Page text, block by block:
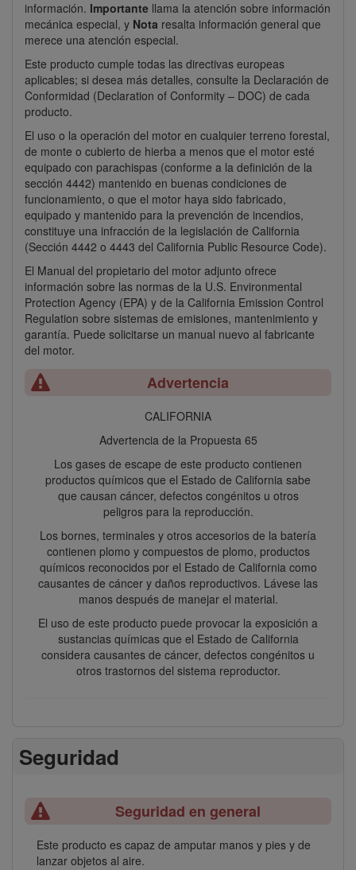
información. Importante llama la atención sobre información
mecánica especial, y Nota resalta información general que
merece una atención especial.
Este producto cumple todas las directivas europeas
aplicables; si desea más detalles, consulte la Declaración de
Conformidad (Declaration of Conformity – DOC) de cada
producto.
El uso o la operación del motor en cualquier terreno forestal,
de monte o cubierto de hierba a menos que el motor esté
equipado con parachispas (conforme a la definición de la
sección 4442) mantenido en buenas condiciones de
funcionamiento, o que el motor haya sido fabricado,
equipado y mantenido para la prevención de incendios,
constituye una infracción de la legislación de California
(Sección 4442 o 4443 del California Public Resource Code).
El Manual del propietario del motor adjunto ofrece
información sobre las normas de la U.S. Environmental
Protection Agency (EPA) y de la California Emission Control
Regulation sobre sistemas de emisiones, mantenimiento y
garantía. Puede solicitarse un manual nuevo al fabricante
del motor.
Advertencia
CALIFORNIA
Advertencia de la Propuesta 65
Los gases de escape de este producto contienen
productos químicos que el Estado de California sabe
que causan cáncer, defectos congénitos u otros
peligros para la reproducción.
Los bornes, terminales y otros accesorios de la batería
contienen plomo y compuestos de plomo, productos
químicos reconocidos por el Estado de California como
causantes de cáncer y daños reproductivos. Lávese las
manos después de manejar el material.
El uso de este producto puede provocar la exposición a
sustancias químicas que el Estado de California
considera causantes de cáncer, defectos congénitos u
otros trastornos del sistema reproductor.
Seguridad
Seguridad en general
Este producto es capaz de amputar manos y pies y de
lanzar objetos al aire.